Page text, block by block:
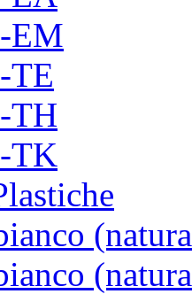
EM
TE
TH
TK